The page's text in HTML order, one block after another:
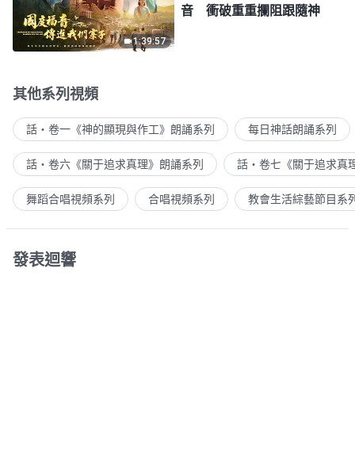
1:39:57
音 衝破重重攔阻跟隨神
其他系列視頻
話・卷一《神的顯現與作工》朗誦系列 每日神話朗誦系列
話・卷六《關于追求真理》朗誦系列 話・卷七《關于追求真
舞蹈合唱視頻系列 合唱視頻系列 教會生活綜藝節目系
發表迴響